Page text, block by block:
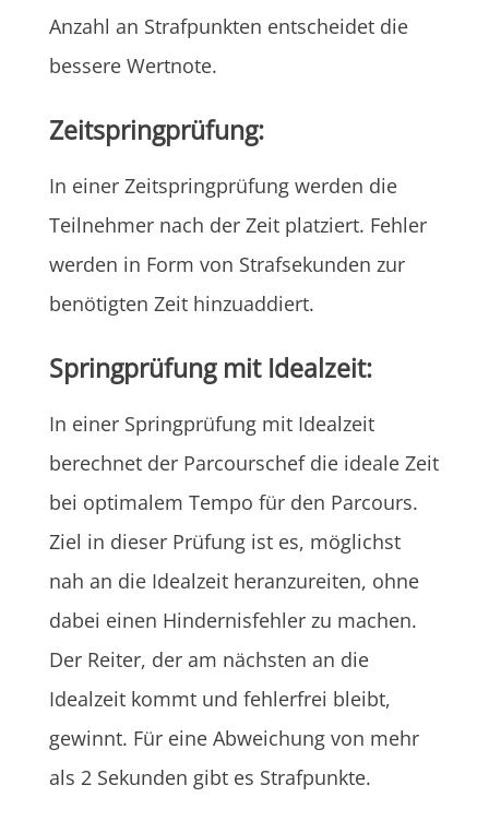
Anzahl an Strafpunkten entscheidet die
bessere Wertnote.
Zeitspringprüfung:
In einer Zeitspringprüfung werden die
Teilnehmer nach der Zeit platziert. Fehler
werden in Form von Strafsekunden zur
benötigten Zeit hinzuaddiert.
Springprüfung mit Idealzeit:
In einer Springprüfung mit Idealzeit
berechnet der Parcourschef die ideale Zeit
bei optimalem Tempo für den Parcours.
Ziel in dieser Prüfung ist es, möglichst
nah an die Idealzeit heranzureiten, ohne
dabei einen Hindernisfehler zu machen.
Der Reiter, der am nächsten an die
Idealzeit kommt und fehlerfrei bleibt,
gewinnt. Für eine Abweichung von mehr
als 2 Sekunden gibt es Strafpunkte.